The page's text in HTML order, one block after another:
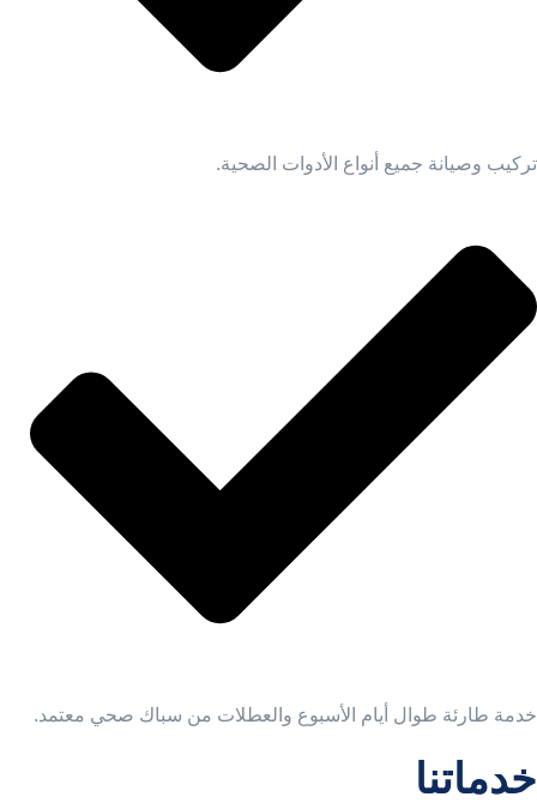
تركيب وصيانة جميع أنواع الأدوات الصحية.
خدمة طارئة طوال أيام الأسبوع والعطلات من سباك صحي معتمد.
خدماتنا